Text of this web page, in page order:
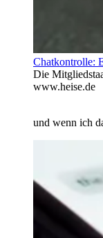
Chatkontrolle:
Die
www.heise.de
und wenn ich